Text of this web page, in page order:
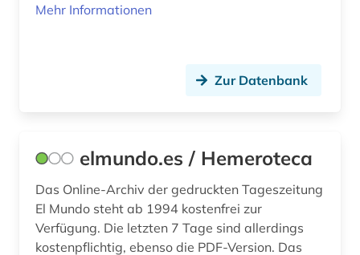
romanische philologie (1)
romanische sprachen und literaturen (1)
romanistik (6)
Mehr Informationen
Zur Datenbank
elmundo.es / Hemeroteca
Das Online-Archiv der gedruckten Tageszeitung
El Mundo steht ab 1994 kostenfrei zur
Verfügung. Die letzten 7 Tage sind allerdings
kostenpflichtig, ebenso die PDF-Version. Das